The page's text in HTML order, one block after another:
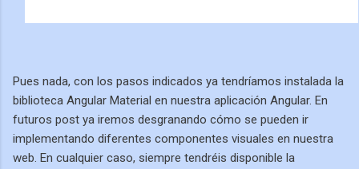
Pues nada, con los pasos indicados ya tendríamos instalada la
biblioteca Angular Material en nuestra aplicación Angular. En
futuros post ya iremos desgranando cómo se pueden ir
implementando diferentes componentes visuales en nuestra
web. En cualquier caso, siempre tendréis disponible la